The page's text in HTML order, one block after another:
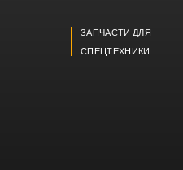
ЗАПЧАСТИ ДЛЯ
СПЕЦТЕХНИКИ